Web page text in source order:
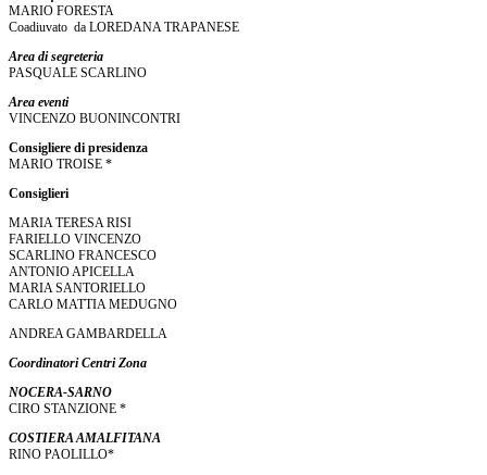
MARIO FORESTA
Coadiuvato da LOREDANA TRAPANESE
Area di segreteria
PASQUALE SCARLINO
Area eventi
VINCENZO BUONINCONTRI
Consigliere di presidenza
MARIO TROISE *
Consiglieri
MARIA TERESA RISI
FARIELLO VINCENZO
SCARLINO FRANCESCO
ANTONIO APICELLA
MARIA SANTORIELLO
CARLO MATTIA MEDUGNO
ANDREA GAMBARDELLA
Coordinatori Centri Zona
NOCERA-SARNO
CIRO STANZIONE *
COSTIERA AMALFITANA
RINO PAOLILLO*